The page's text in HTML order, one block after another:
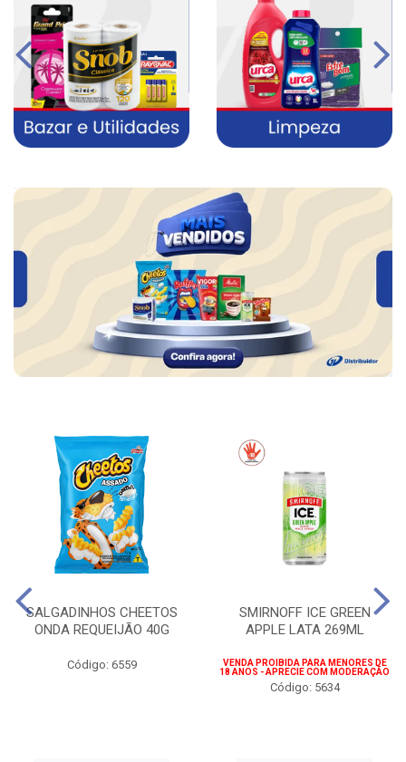
SALGADINHOS CHEETOS
ONDA REQUEIJÃO 40G
Código: 6559
SMIRNOFF ICE GREEN
APPLE LATA 269ML
VENDA PROIBIDA PARA MENORES DE
18 ANOS - APRECIE COM MODERAÇÃO
Código: 5634